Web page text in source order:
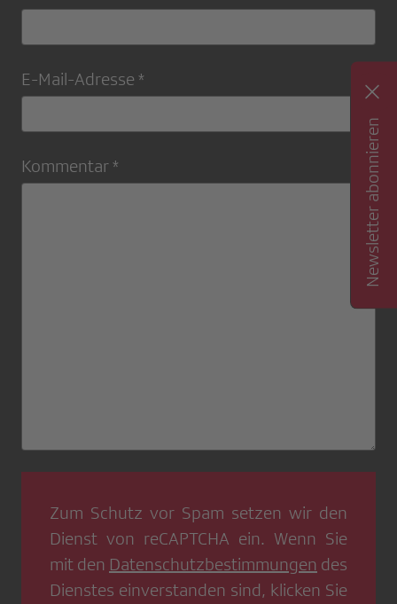
E-Mail-Adresse *
Kommentar *
Zum Schutz vor Spam setzen wir den
Dienst von reCAPTCHA ein. Wenn Sie
mit den Datenschutzbestimmungen des
Dienstes einverstanden sind, klicken Sie
Newsletter abonnieren